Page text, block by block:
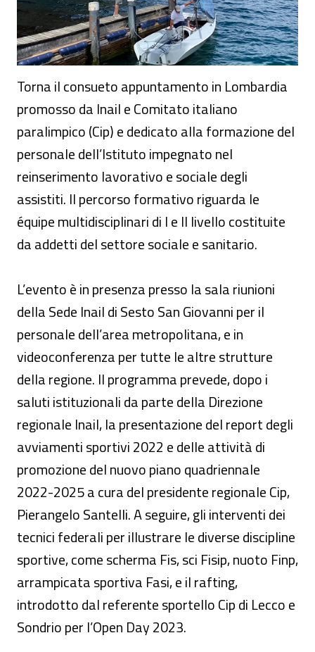
Torna il consueto appuntamento in Lombardia
promosso da Inail e Comitato italiano
paralimpico (Cip) e dedicato alla formazione del
personale dell’Istituto impegnato nel
reinserimento lavorativo e sociale degli
assistiti. Il percorso formativo riguarda le
équipe multidisciplinari di I e II livello costituite
da addetti del settore sociale e sanitario.
L’evento è in presenza presso la sala riunioni
della Sede Inail di Sesto San Giovanni per il
personale dell’area metropolitana, e in
videoconferenza per tutte le altre strutture
della regione. Il programma prevede, dopo i
saluti istituzionali da parte della Direzione
regionale Inail, la presentazione del report degli
avviamenti sportivi 2022 e delle attività di
promozione del nuovo piano quadriennale
2022-2025 a cura del presidente regionale Cip,
Pierangelo Santelli. A seguire, gli interventi dei
tecnici federali per illustrare le diverse discipline
sportive, come scherma Fis, sci Fisip, nuoto Finp,
arrampicata sportiva Fasi, e il rafting,
introdotto dal referente sportello Cip di Lecco e
Sondrio per l’Open Day 2023.